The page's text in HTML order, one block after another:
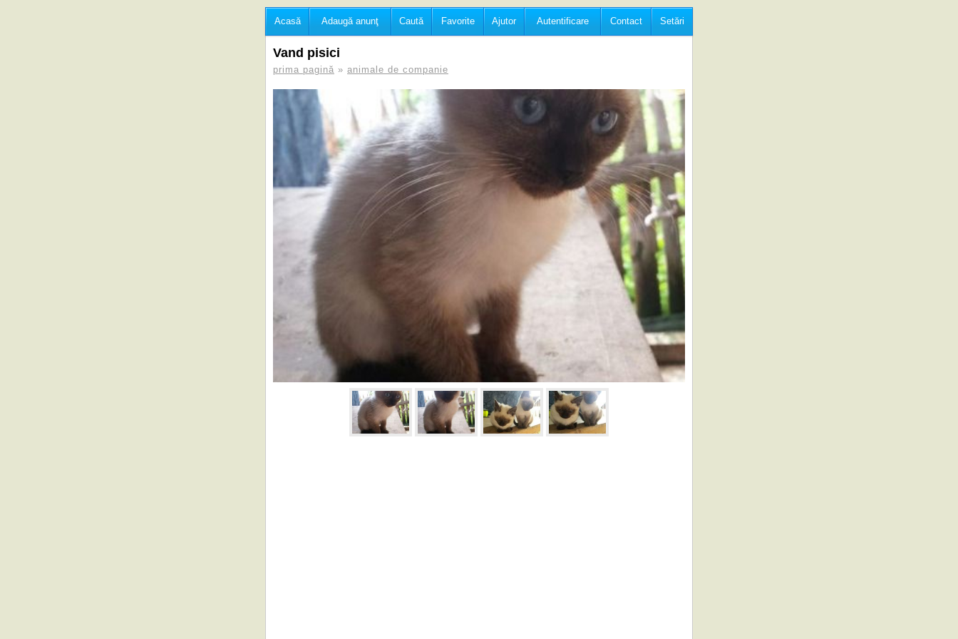
Acasă Adaugă anunţ Caută Favorite Ajutor Autentificare Contact Setări
Vand pisici
prima pagină » animale de companie